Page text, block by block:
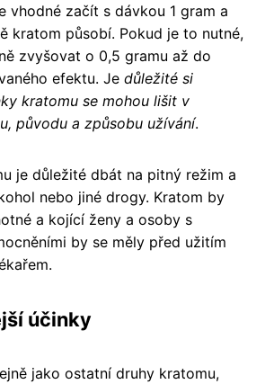
vhodné začít s dávkou 1 gram a
kratom působí. Pokud je to nutné,
zvyšovat o 0,5 gramu až do
efektu. Je důležité si
kratomu se mohou lišit v
původu a způsobu užívání.
je důležité dbát na pitný režim a
nebo jiné drogy. Kratom by
a kojící ženy a osoby s
by se měly před užitím
účinky
jako ostatní druhy kratomu,